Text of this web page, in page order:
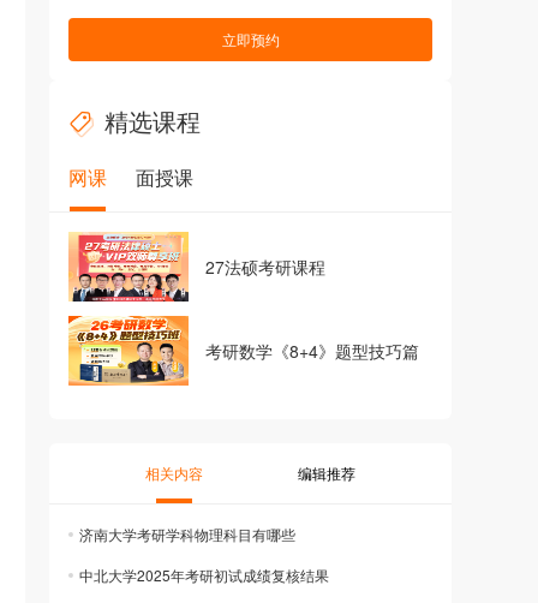
立即预约
精选课程
网课 面授课
27法硕考研课程
考研数学《8+4》题型技巧篇
相关内容 编辑推荐
济南大学考研学科物理科目有哪些
中北大学2025年考研初试成绩复核结果